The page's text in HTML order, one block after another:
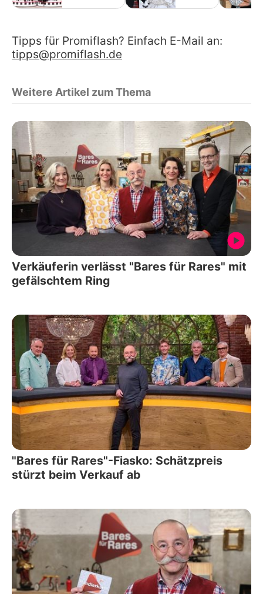
Tipps für Promiflash? Einfach E-Mail an:
tipps@promiflash.de
Weitere Artikel zum Thema
Verkäuferin verlässt "Bares für Rares" mit
gefälschtem Ring
"Bares für Rares"-Fiasko: Schätzpreis
stürzt beim Verkauf ab